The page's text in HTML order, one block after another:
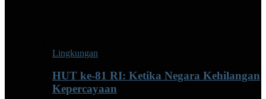
Lingkungan
HUT ke-81 RI: Ketika Negara Kehilangan
Kepercayaan